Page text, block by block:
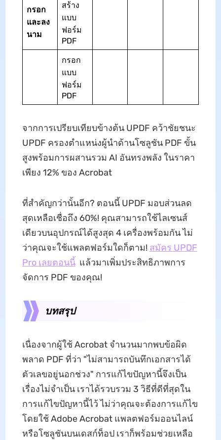
กรอก
และลง
นาม
สร้าง
แบบ
ฟอร์ม
PDF
กรอก
แบบ
ฟอร์ม
PDF
จากการเปรียบเทียบข้างต้น UPDF คว้าชัยชนะ
UPDF ครองตำแหน่งผู้นำด้านโซลูชัน PDF ขั้น
สูงพร้อมการผสานรวม AI อันทรงพลัง ในราคา
เพียง 12% ของ Acrobat
ที่สำคัญกว่านั้นอีก? ตอนนี้ UPDF มอบส่วนลด
สุดเหลือเชื่อถึง 60%! คุณสามารถใช้ไลเซนส์
เดียวบนอุปกรณ์ได้สูงสุด 4 เครื่องพร้อมกัน ไม่
ว่าคุณจะใช้แพลตฟอร์มใดก็ตาม! สมัคร UPDF
Pro เลยตอนนี้แล้วมาเพิ่มประสิทธิภาพการ
จัดการ PDF ของคุณ!
บทสรุป
เนื่องจากผู้ใช้ Acrobat จำนวนมากพบข้อผิด
พลาด PDF ที่ว่า "ไม่สามารถบันทึกเอกสารได้
ตัวเลขอยู่นอกช่วง" การแก้ไขปัญหานี้จึงเป็น
เรื่องไม่จำเป็น เราได้รวบรวม 3 วิธีที่ดีที่สุดใน
การแก้ไขปัญหานี้ไว้ ไม่ว่าคุณจะต้องการแก้ไข
โดยใช้ Adobe Acrobat แพลตฟอร์มออนไลน์
หรือโซลูชันบนเดสก์ท็อป เราก็พร้อมช่วยเหลือ